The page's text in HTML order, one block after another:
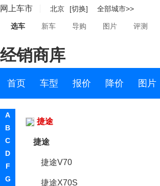
网上车市 北京 [切换] 全部城市>>
选车 新车 导购 图片 评测
经销商库
首页 车型 报价 降价 图片
A
B
C
D
F
G
捷豹
捷达
捷尼赛思
捷途
捷途
捷途V70
捷途X70S